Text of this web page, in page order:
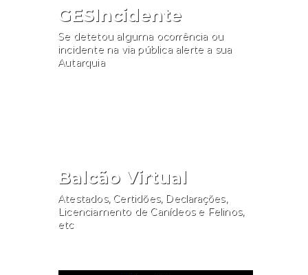
GESIncidente
Se detetou alguma ocorrência ou
incidente na via pública alerte a sua
Autarquia
Balcão Virtual
Atestados, Certidões, Declarações,
Licenciamento de Canídeos e Felinos,
etc